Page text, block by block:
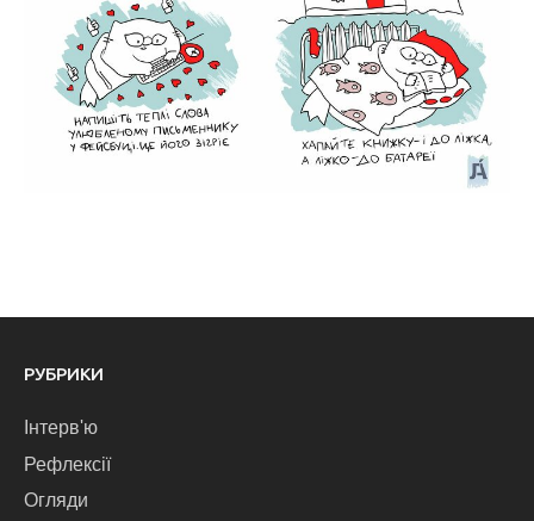
РУБРИКИ
Інтерв'ю
Рефлексії
Огляди